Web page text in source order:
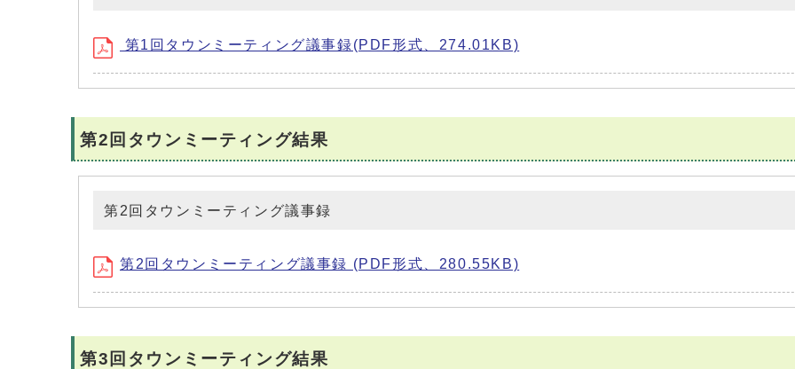
第1回タウンミーティング議事録(PDF形式、274.01KB)
第2回タウンミーティング結果
第2回タウンミーティング議事録
第2回タウンミーティング議事録 (PDF形式、280.55KB)
第3回タウンミーティング結果